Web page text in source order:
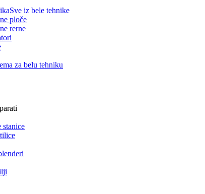
Sve iz bele tehnike
ploče
rerne
za belu tehniku
stanice